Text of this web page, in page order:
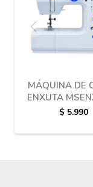
MÁQUINA DE
ENXUTA
$ 5.990